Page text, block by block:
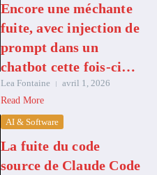
Encore une méchante
fuite, avec injection de
prompt dans un
chatbot cette fois-ci…
Lea Fontaine
avril 1, 2026
Read More
AI & Software
La fuite du code
source de Claude Code